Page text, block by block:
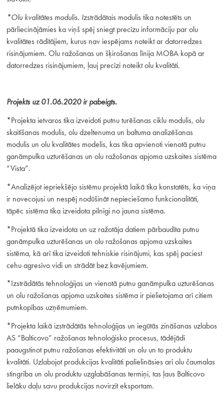
*Olu kvalitātes modulis. Izstrādātais modulis tika notestēts un
pārliecinājāmies ka viņš spēj sniegt precīzu informāciju par olu
kvalitātes rādītājiem, kurus nav iespējams noteikt ar datorredzes
risinājumiem. Olu ražošanas un šķirošanas līnija MOBA kopā ar
datorredzes risinājumiem, ļauj precīzi noteikt olu kvalitāti.
Projekts uz 01.06.2020 ir pabeigts.
*Projekta ietvaros tika izveidoti putnu turēšanas ciklu modulis, olu
skaitīšanas modulis, olu dzeltenuma un baltuma analizēšanas
modulis un olu kvalitātes modelis, kas tika apvienoti vienotā putnu
ganāmpulka uzturēšanas un olu ražošanas apjoma uzskaites sistēma
“Vista”.
*Analizējot iepriekšējo sistēmu projektā laikā tika konstatēts, ka viņa
ir novecojusi un nespēj nodūšināt nepieciešamo funkcionalitāti,
tāpēc sistēma tika izveidota pilnīgi no jauna sistēma.
*Projektā tika izveidota un uz ražotāja datiem pārbaudīta putnu
ganāmpulka uzturēšanas un olu ražošanas apjoma uzskaites
sistēma, kā arī tika izveidoti tehniskie risinājumi, kas spēj paciest
cehu agresīvo vidi un strādāt bez kavējumiem.
*Izstrādātās tehnoloģijas un vienotā putnu ganāmpulka uzturēšanas
un olu ražošanas apjoma uzskaites sistēma ir pielietojama arī citiem
putnkopības uzņēmumiem.
*Projekta laikā izstrādātās tehnoloģijas un iegūtās zināšanas uzlabos
AS “Balticovo” ražošanas tehnoloģisko procesus, tādējādi
paaugstinot putnu ražošanas efektivitāti un olu un to produktu
kvalitāti. Uzlabojot produkcijas kvalitāti palielināsies arī olu čaumalas
stingrība un olu produktu uzglabāšanas termiņi, tas ļaus Balticovo
lielāku daļu savu produkcijas novirzīt eksportam.